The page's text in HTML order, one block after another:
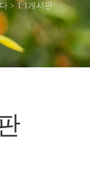
> 1:1게시판